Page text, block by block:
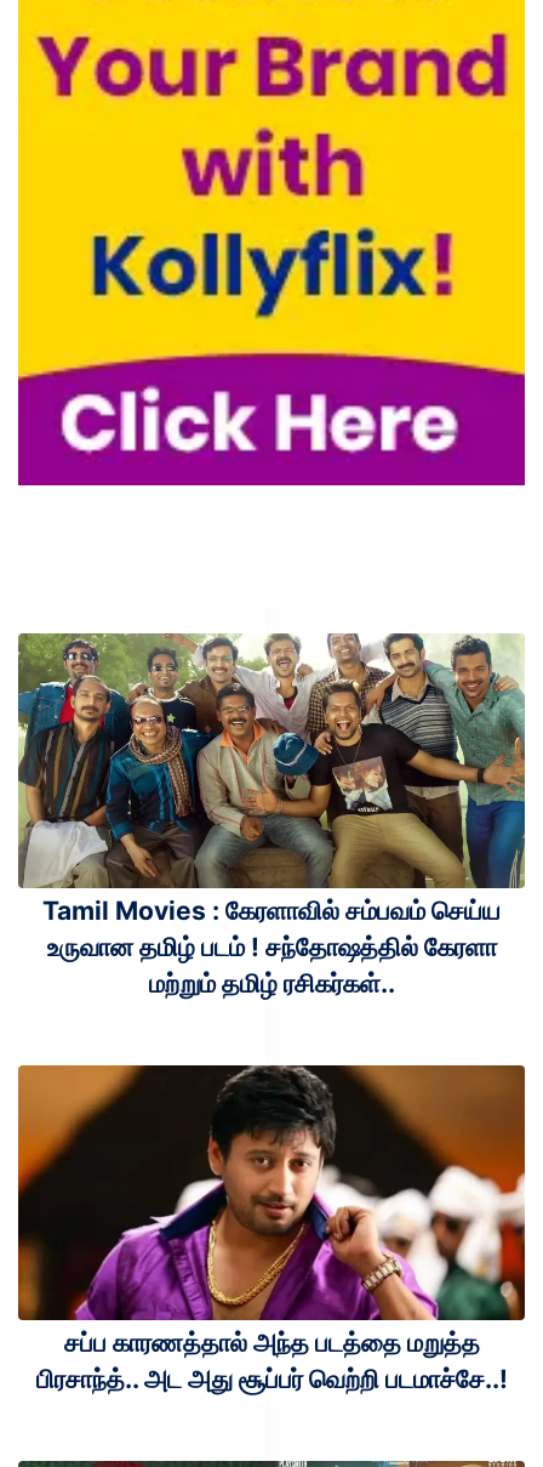
Tamil Movies : கேரளாவில் சம்பவம் செய்ய
உருவான தமிழ் படம் ! சந்தோஷத்தில் கேரளா
மற்றும் தமிழ் ரசிகர்கள்..
சப்ப காரணத்தால் அந்த படத்தை மறுத்த
பிரசாந்த்.. அட அது சூப்பர் வெற்றி படமாச்சே..!